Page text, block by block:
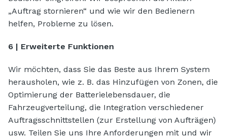
„Auftrag stornieren“ und wie wir den Bedienern
helfen, Probleme zu lösen.
6 | Erweiterte Funktionen
Wir möchten, dass Sie das Beste aus Ihrem System
herausholen, wie z. B. das Hinzufügen von Zonen, die
Optimierung der Batterielebensdauer, die
Fahrzeugverteilung, die Integration verschiedener
Auftragsschnittstellen (zur Erstellung von Aufträgen)
usw. Teilen Sie uns Ihre Anforderungen mit und wir